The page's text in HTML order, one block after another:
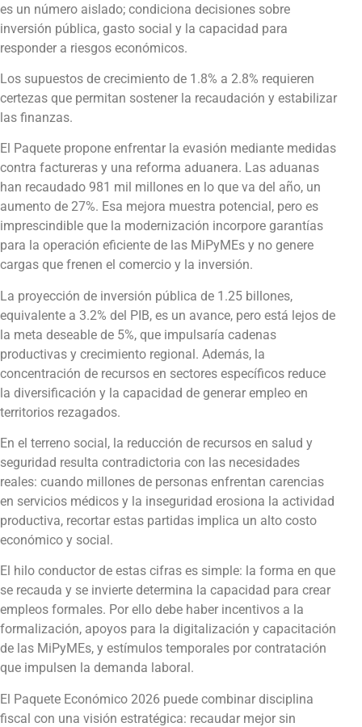
es un número aislado; condiciona decisiones sobre
inversión pública, gasto social y la capacidad para
responder a riesgos económicos.
Los supuestos de crecimiento de 1.8% a 2.8% requieren
certezas que permitan sostener la recaudación y estabilizar
las finanzas.
El Paquete propone enfrentar la evasión mediante medidas
contra factureras y una reforma aduanera. Las aduanas
han recaudado 981 mil millones en lo que va del año, un
aumento de 27%. Esa mejora muestra potencial, pero es
imprescindible que la modernización incorpore garantías
para la operación eficiente de las MiPyMEs y no genere
cargas que frenen el comercio y la inversión.
La proyección de inversión pública de 1.25 billones,
equivalente a 3.2% del PIB, es un avance, pero está lejos de
la meta deseable de 5%, que impulsaría cadenas
productivas y crecimiento regional. Además, la
concentración de recursos en sectores específicos reduce
la diversificación y la capacidad de generar empleo en
territorios rezagados.
En el terreno social, la reducción de recursos en salud y
seguridad resulta contradictoria con las necesidades
reales: cuando millones de personas enfrentan carencias
en servicios médicos y la inseguridad erosiona la actividad
productiva, recortar estas partidas implica un alto costo
económico y social.
El hilo conductor de estas cifras es simple: la forma en que
se recauda y se invierte determina la capacidad para crear
empleos formales. Por ello debe haber incentivos a la
formalización, apoyos para la digitalización y capacitación
de las MiPyMEs, y estímulos temporales por contratación
que impulsen la demanda laboral.
El Paquete Económico 2026 puede combinar disciplina
fiscal con una visión estratégica: recaudar mejor sin